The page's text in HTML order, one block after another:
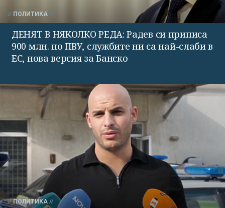
ПОЛИТИКА
ДЕНЯТ В НЯКОЛКО РЕДА: Радев си приписа
900 млн. по ПВУ, службите ни са най-слаби в
ЕС, нова версия за Банско
ПОЛИТИКА